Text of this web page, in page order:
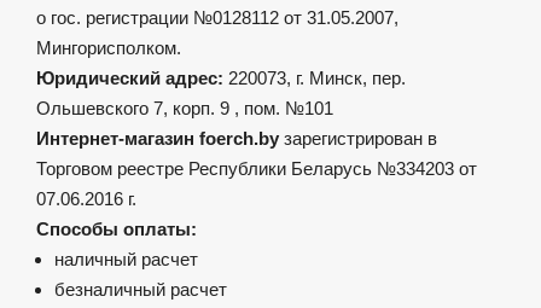
о гос. регистрации №0128112 от 31.05.2007,
Мингорисполком.
Юридический адрес: 220073, г. Минск, пер.
Ольшевского 7, корп. 9 , пом. №101
Интернет-магазин foerch.by зарегистрирован в
Торговом реестре Республики Беларусь №334203 от
07.06.2016 г.
Способы оплаты:
наличный расчет
безналичный расчет